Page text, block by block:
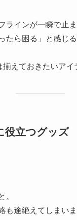
インが一瞬で止ま
たら困る」と感じ
えておきたいアイ
立つグッズ
。
も途絶えてしまいま